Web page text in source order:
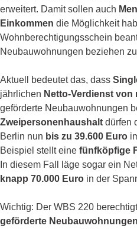
erweitert. Damit sollen auch
Einkommen die Möglichkeit
Wohnberechtigungsschein
Neubauwohnungen beziehen
Aktuell bedeutet das, dass
jährlichen Netto-Verdienst von
geförderte Neubauwohnungen
Zweipersonenhaushalt dürfen
Berlin nun bis zu 39.600 Euro
Beispiel stellt eine fünfköpfige
In diesem Fall läge sogar ein
knapp 70.000 Euro in der
Wichtig: Der WBS 220
geförderte Neubauwohnungen